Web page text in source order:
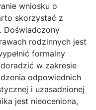
wniosku o
skorzystać z
Doświadczony
rodzinnych jest
formalny
w zakresie
odpowiednich
i uzasadnionej
jest nieoceniona,